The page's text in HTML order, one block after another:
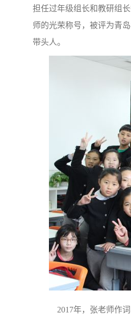
担任过年级组长和教研组
师的光荣称号，被评为青
带头人。
2017年，张老师作